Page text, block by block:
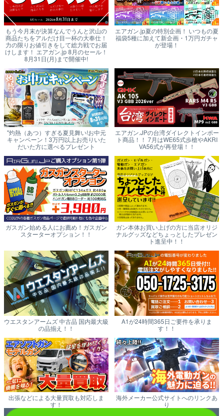
もう今月末が決算なんでうんと沢山の
商品たちをアルだけ目一杯の大奉仕！
力の限りお値引きをして総力戦でお届
けします！ エアガン.jp 8月のセール！
8月31日(月)まで開催中!
エアガン.jp夏の特別企画！ いつもの夏
福袋5種に加えて新企画・1万円ガチャ
が登場！
"灼熱（あつ）すぎる夏見舞い!お中元
キャンペーン！3万円以上お売りいた
だいた方に選べるプレゼント
エアガン.JPの台湾ダイレクトインポー
ト商品！！ 7月はWE65式歩槍やAKRI
VA56式が再登場！！
ガスガン始める人にお薦め！ガスガン
スターターオプション！！
ガン本体お買い上げの方に当店オリジ
ナルグッズなどちょっとしたプレゼン
ト進呈中！！
ウエスタンアームズ 中古品 国内最大級
の品揃え！！
A1が24時間365日ご要件を承りま
す！！
出張などによる大量買取も対応しま
す！
海外メーカー公式サイトへのリンクあ
り